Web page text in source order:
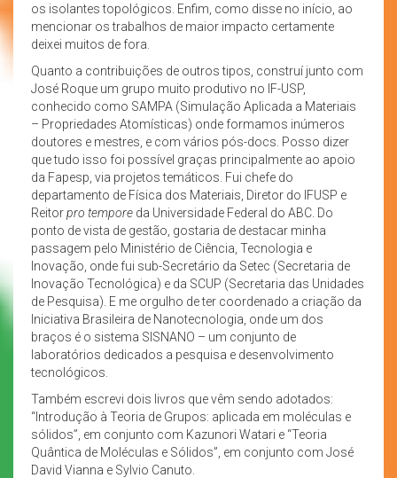
os isolantes topológicos. Enfim, como disse no início, ao
mencionar os trabalhos de maior impacto certamente
deixei muitos de fora.
Quanto a contribuições de outros tipos, construí junto com
José Roque um grupo muito produtivo no IF-USP,
conhecido como SAMPA (Simulação Aplicada a Materiais
– Propriedades Atomísticas) onde formamos inúmeros
doutores e mestres, e com vários pós-docs. Posso dizer
que tudo isso foi possível graças principalmente ao apoio
da Fapesp, via projetos temáticos. Fui chefe do
departamento de Física dos Materiais, Diretor do IFUSP e
Reitorpro tempore da Universidade Federal do ABC. Do
ponto de vista de gestão, gostaria de destacar minha
passagem pelo Ministério de Ciência, Tecnologia e
Inovação, onde fui sub-Secretário da Setec (Secretaria de
Inovação Tecnológica) e da SCUP (Secretaria das Unidades
de Pesquisa). E me orgulho de ter coordenado a criação da
Iniciativa Brasileira de Nanotecnologia, onde um dos
braços é o sistema SISNANO – um conjunto de
laboratórios dedicados a pesquisa e desenvolvimento
tecnológicos.
Também escrevi dois livros que vêm sendo adotados:
“Introdução à Teoria de Grupos: aplicada em moléculas e
sólidos”, em conjunto com Kazunori Watari e “Teoria
Quântica de Moléculas e Sólidos”, em conjunto com José
David Vianna e Sylvio Canuto.